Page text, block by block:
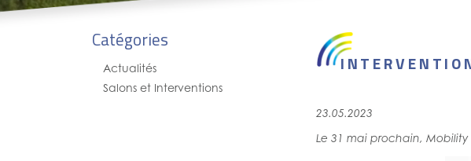
23.05.2023
Le 31 mai prochain,
Catégories
Actualités
Salons et Interventions